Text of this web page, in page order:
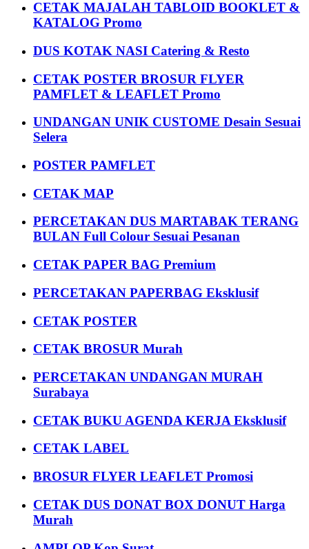
CETAK MAJALAH TABLOID BOOKLET &
KATALOG Promo
DUS KOTAK NASI Catering & Resto
CETAK POSTER BROSUR FLYER
PAMFLET & LEAFLET Promo
UNDANGAN UNIK CUSTOME Desain Sesuai
Selera
POSTER PAMFLET
CETAK MAP
PERCETAKAN DUS MARTABAK TERANG
BULAN Full Colour Sesuai Pesanan
CETAK PAPER BAG Premium
PERCETAKAN PAPERBAG Eksklusif
CETAK POSTER
CETAK BROSUR Murah
PERCETAKAN UNDANGAN MURAH
Surabaya
CETAK BUKU AGENDA KERJA Eksklusif
CETAK LABEL
BROSUR FLYER LEAFLET Promosi
CETAK DUS DONAT BOX DONUT Harga
Murah